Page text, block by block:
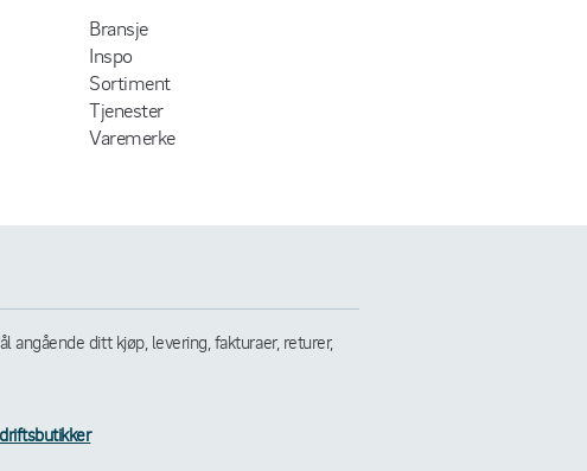
Bransje
Inspo
Sortiment
Tjenester
Varemerke
ditt kjøp, levering, fakturaer, returer,